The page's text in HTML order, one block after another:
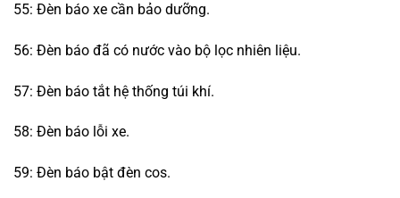
55: Đèn báo xe cần bảo dưỡng.
56: Đèn báo đã có nước vào bộ lọc nhiên liệu.
57: Đèn báo tắt hệ thống túi khí.
58: Đèn báo lỗi xe.
59: Đèn báo bật đèn cos.